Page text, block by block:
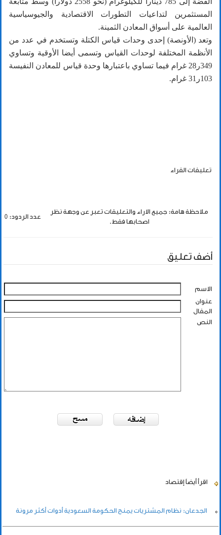
المستثمرين لتداعيات التطورات الاقتصادية والجيوسياسية
العالمية على أسواق المعادن الثمينة.
وتعد (الأونصة) إحدى وحدات قياس الكتلة وتستخدم في عدد من
الأنظمة المختلفة لوحدات القياس وتسمى أيضا الأوقية وتساوي
349ر28 غرام فيما تساوي باعتبارها وحدة قياس للمعادن النفيسة
103ر31 غرام.
تعليقات القراء
ملاحظة هامة: جميع الاراء والتعليقات تعبر عن وجهة نظر
اصحابها فقط.
عدد الردود: 0
أضف تعليق
الاسم
عنوان
المقال
النص
اقرأ أيضاً إقتصاد
الجدعان: نظام المشتريات يمنح الحكومة السعودية أدوات أكثر مرونة